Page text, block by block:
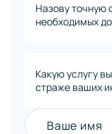
Назову точную
необходимых
Какую услугу
страже ваших
Ваше имя